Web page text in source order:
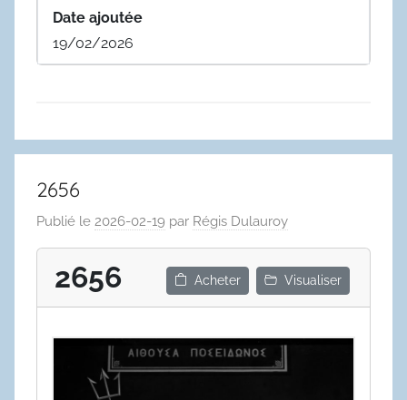
Date ajoutée
19/02/2026
2656
Publié le 2026-02-19 par Régis Dulauroy
2656 Acheter Visualiser